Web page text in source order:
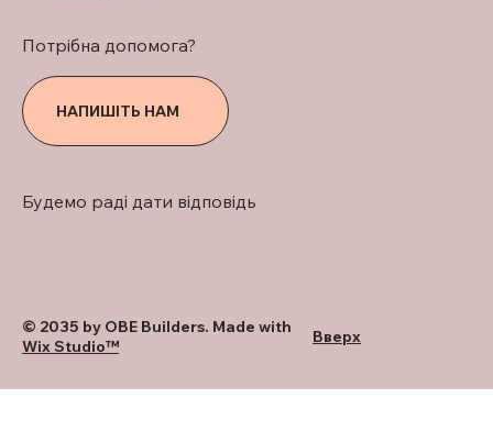
Будемо раді дати відповідь
НАПИШІТЬ НАМ
Потрібна допомога?
© 2035 by OBE Builders. Made with
Wix Studio™
Вверх